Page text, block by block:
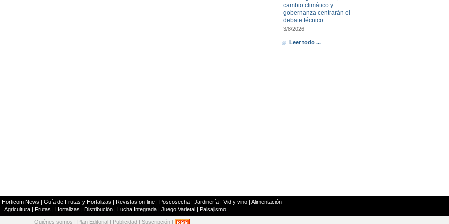
cambio climático y
gobernanza centrarán el
debate técnico
3/8/2026
Leer todo ...
Horticom News | Guía de Frutas y Hortalizas | Revistas on-line| Poscosecha| Jardinería| Vid y vino| Alimentación
Agricultura| Frutas | Hortalizas | Distribución| Lucha Integrada| Juego Varietal| Paisajismo
Quiénes somos Plan Editorial Publicidad Suscripción